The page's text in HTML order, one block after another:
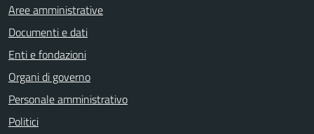
Aree amministrative
Documenti e dati
Enti e fondazioni
Organi di governo
Personale amministrativo
Politici